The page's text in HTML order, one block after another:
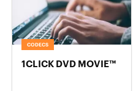
CODECS
1CLICK DVD MOVIE™